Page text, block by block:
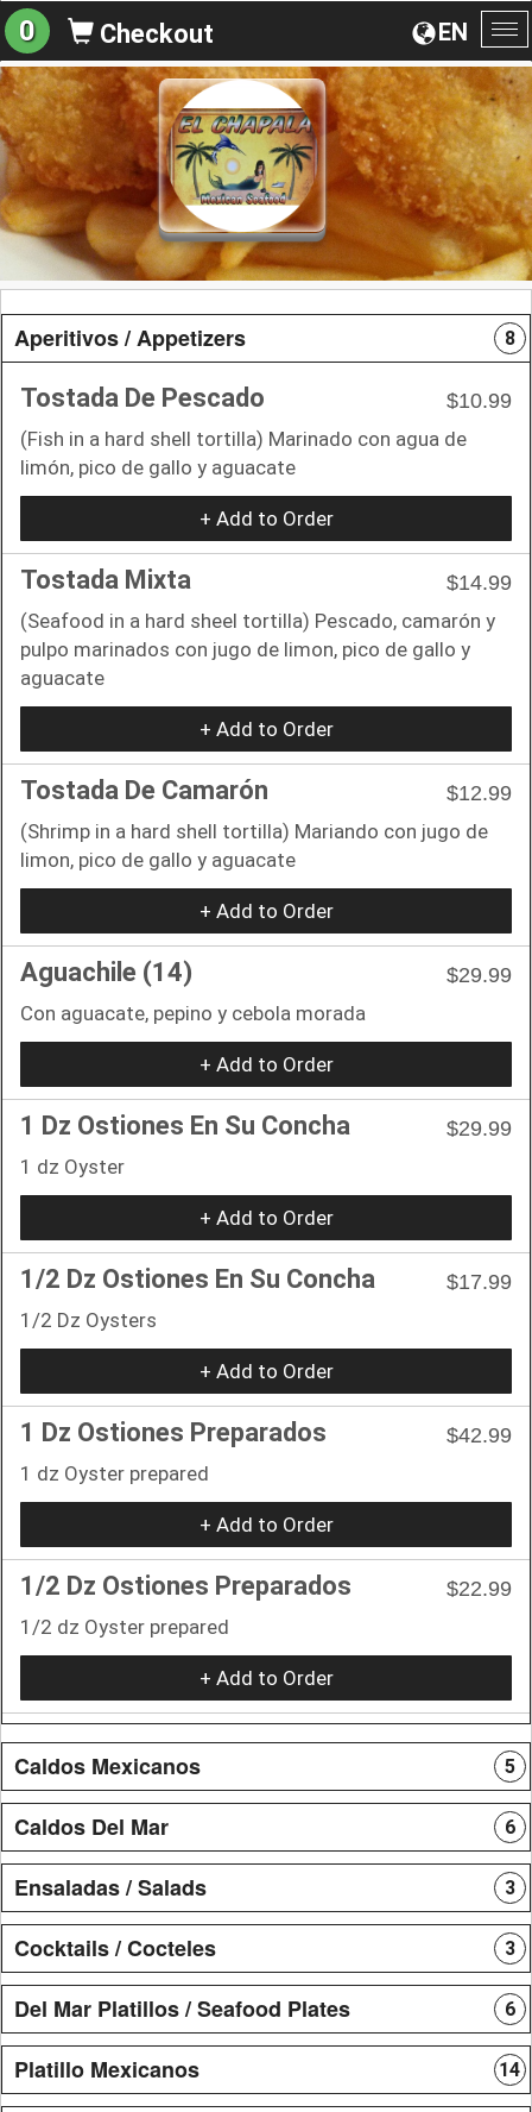
EN
0 Checkout
Aperitivos / Appetizers 8
Tostada De Pescado
$10.99
(Fish in a hard shell tortilla) Marinado con agua de
limón, pico de gallo y aguacate
+ Add to Order
Tostada Mixta
$14.99
(Seafood in a hard sheel tortilla) Pescado, camarón y
pulpo marinados con jugo de limon, pico de gallo y
aguacate
+ Add to Order
Tostada De Camarón
$12.99
(Shrimp in a hard shell tortilla) Mariando con jugo de
limon, pico de gallo y aguacate
+ Add to Order
Aguachile (14)
$29.99
Con aguacate, pepino y cebola morada
+ Add to Order
1 Dz Ostiones En Su Concha
$29.99
1 dz Oyster
+ Add to Order
1/2 Dz Ostiones En Su Concha
$17.99
1/2 Dz Oysters
+ Add to Order
1 Dz Ostiones Preparados
$42.99
1 dz Oyster prepared
+ Add to Order
1/2 Dz Ostiones Preparados
$22.99
1/2 dz Oyster prepared
+ Add to Order
Caldos Mexicanos 5
Caldos Del Mar 6
Ensaladas / Salads 3
Cocktails / Cocteles 3
Del Mar Platillos / Seafood Plates 6
Platillo Mexicanos 14